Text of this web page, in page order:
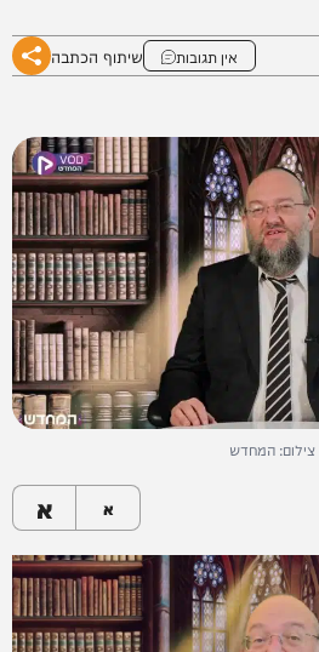
אין תגובות שיתוף הכתבה
צילום: המחדש
א א